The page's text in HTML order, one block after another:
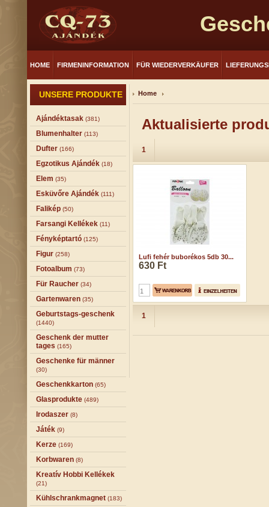
HOME FIRMENINFORMATION FÜR WIEDERVERKÄUFER
UNSERE PRODUKTE
Ajándéktasak (381)
Blumenhalter (113)
Dufter (166)
Egzotikus Ajándék (18)
Elem (35)
Esküvőre Ajándék (111)
Falikép (50)
Farsangi Kellékek (11)
Fényképtartó (125)
Figur (258)
Fotoalbum (73)
Für Raucher (34)
Gartenwaren (35)
Geburtstags-geschenk
(1440)
Geschenk der mutter
tages (165)
Geschenke für männer
(30)
Geschenkkarton (65)
Glasprodukte (489)
Irodaszer (8)
Játék (9)
Kerze (169)
Korbwaren (8)
Kreatív Hobbi Kellékek
(21)
Kühlschrankmagnet (183)
Home
Aktualisierte
1
Lufi fehér buborékos 5db 30...
630 Ft
1